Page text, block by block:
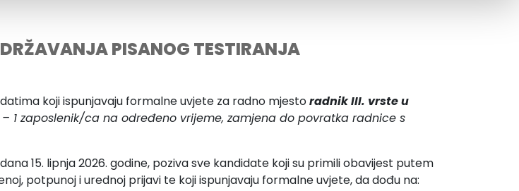
PISANOG TESTIRANJA
koji ispunjavaju formalne uvjete za radno mjestoradnik III. vrste u
1 zaposlenik/ca na određeno vrijeme, zamjena do povratka radnice s
15. lipnja 2026. godine, poziva sve kandidate koji su primili obavijest putem
potpunoj i urednoj prijavi te koji ispunjavaju formalne uvjete, da dođu na: